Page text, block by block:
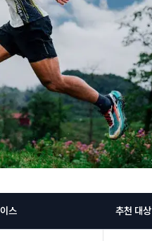
스 추천 대상